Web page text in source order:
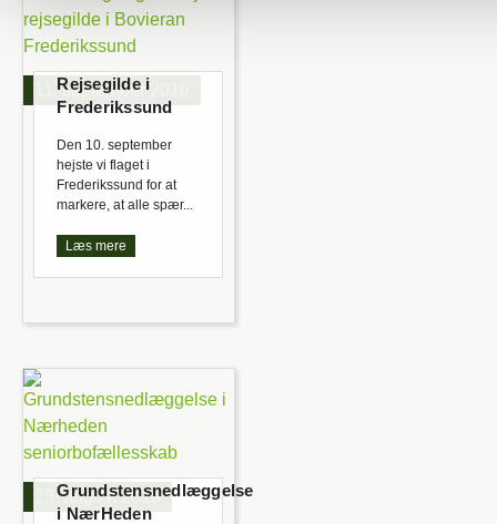
11. september 2019
Rejsegilde i
Frederikssund
Den 10. september
hejste vi flaget i
Frederikssund for at
markere, at alle spær...
Læs mere
23. august 2019
Grundstensnedlæggelse
i NærHeden